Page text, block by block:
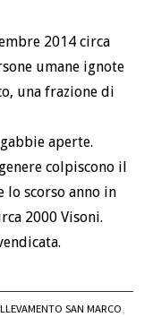
2014 circa
umane ignote
una frazione di
aperte.
colpiscono il
lo scorso anno in
2000 Visoni.
SAN MARCO,